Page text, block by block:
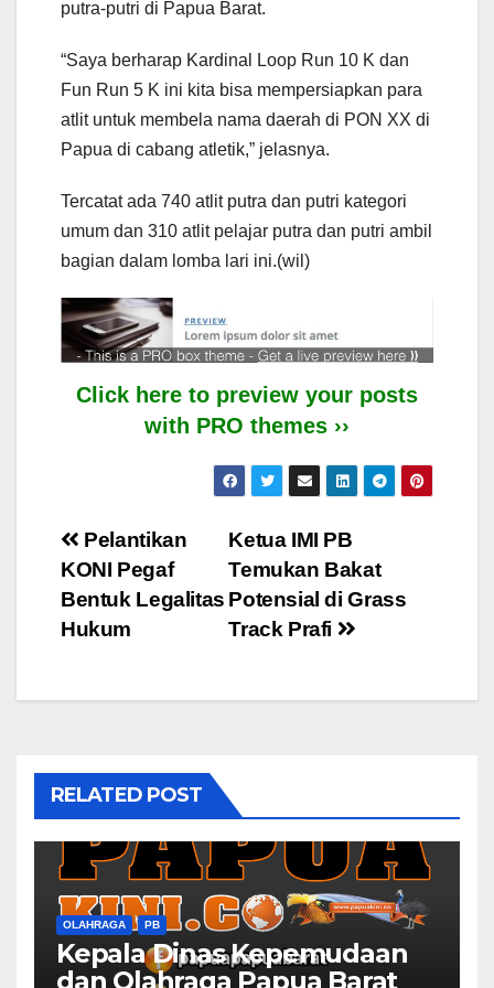
putra-putri di Papua Barat.
“Saya berharap Kardinal Loop Run 10 K dan
Fun Run 5 K ini kita bisa mempersiapkan para
atlit untuk membela nama daerah di PON XX di
Papua di cabang atletik,” jelasnya.
Tercatat ada 740 atlit putra dan putri kategori
umum dan 310 atlit pelajar putra dan putri ambil
bagian dalam lomba lari ini.(wil)
Click here to preview your posts
with PRO themes ››
Post
navigation
Ketua IMI PB
Temukan Bakat
Potensial di Grass
Track Prafi
Pelantikan
KONI Pegaf
Bentuk Legalitas
Hukum
RELATED POST
OLAHRAGA PB
Kepala Dinas Kepemudaan
dan Olahraga Papua Barat